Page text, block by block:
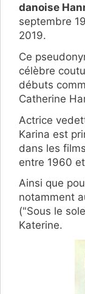
danoise
septembre
2019.
Ce
célèbre
débuts
Catherine
Actrice
Karina est
dans les
entre 1960
Ainsi que
notamment
("Sous le
Katerine.